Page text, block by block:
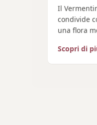
Il
condivide
una flora
Scopri di